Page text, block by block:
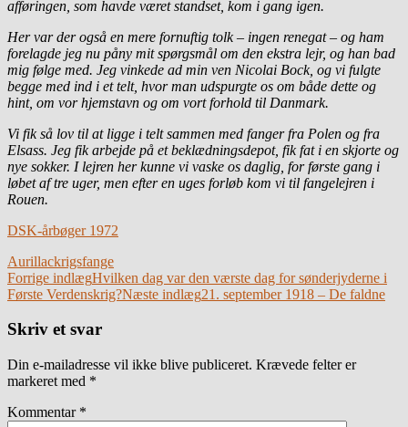
afføringen, som havde været standset, kom i gang igen.
Her var der også en mere fornuftig tolk – ingen renegat – og ham
forelagde jeg nu påny mit spørgsmål om den ekstra lejr, og han bad
mig følge med. Jeg vinkede ad min ven Nicolai Bock, og vi fulgte
begge med ind i et telt, hvor man udspurgte os om både dette og
hint, om vor hjemstavn og om vort forhold til Danmark.
Vi fik så lov til at ligge i telt sammen med fanger fra Polen og fra
Elsass. Jeg fik arbejde på et beklædningsdepot, fik fat i en skjorte og
nye sokker. I lejren her kunne vi vaske os daglig, for første gang i
løbet af tre uger, men efter en uges forløb kom vi til fangelejren i
Rouen.
DSK-årbøger 1972
Aurillackrigsfange
Indlægsnavigation
Forrige indlægHvilken dag var den værste dag for sønderjyderne i
Første Verdenskrig?Næste indlæg21. september 1918 – De faldne
Skriv et svar
Din e-mailadresse vil ikke blive publiceret. Krævede felter er
markeret med *
Kommentar *